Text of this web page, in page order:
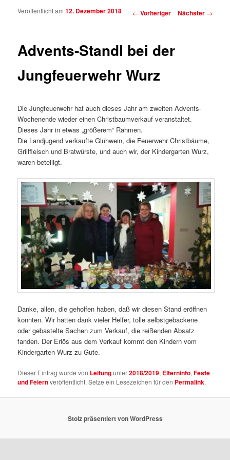
Beitragsnavigation
← Vorheriger Nächster →
Advents-Standl bei der
Jungfeuerwehr Wurz
Veröffentlicht am12. Dezember 2018
Die Jungfeuerwehr hat auch dieses Jahr am zweiten Advents-
Wochenende wieder einen Christbaumverkauf veranstaltet.
Dieses Jahr in etwas „größerem“ Rahmen.
Die Landjugend verkaufte Glühwein, die Feuerwehr Christbäume,
Grillfleisch und Bratwürste, und auch wir, der Kindergarten Wurz,
waren beteiligt.
Danke, allen, die geholfen haben, daß wir diesen Stand eröffnen
konnten. Wir hatten dank vieler Helfer, tolle selbstgebackene
oder gebastelte Sachen zum Verkauf, die reißenden Absatz
fanden. Der Erlös aus dem Verkauf kommt den Kindern vom
Kindergarten Wurz zu Gute.
Dieser Eintrag wurde von Leitungunter2018/2019, Elterninfo,Feste
und Feiernveröffentlicht. Setze ein Lesezeichen für den Permalink.
Stolz präsentiert von WordPress